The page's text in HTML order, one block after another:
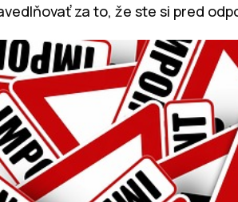
za to, že ste si pred